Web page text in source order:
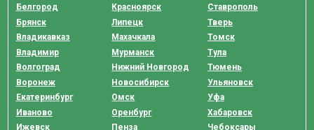
Белгород
Брянск
Владикавказ
Владимир
Волгоград
Воронеж
Екатеринбург
Иваново
Ижевск
Красноярск
Липецк
Махачкала
Мурманск
Нижний Новгород
Новосибирск
Омск
Оренбург
Пенза
Ставрополь
Тверь
Томск
Тула
Тюмень
Ульяновск
Уфа
Хабаровск
Чебоксары